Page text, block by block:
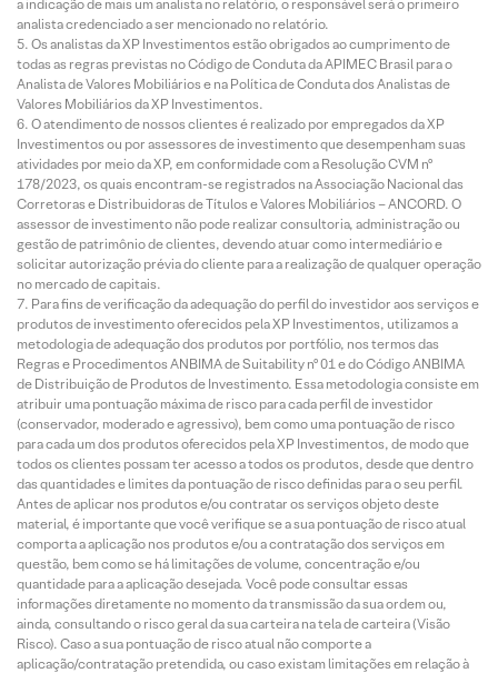
a indicação de mais um analista no relatório, o responsável será o primeiro
analista credenciado a ser mencionado no relatório.
Os analistas da XP Investimentos estão obrigados ao cumprimento de
todas as regras previstas no Código de Conduta da APIMEC Brasil para o
Analista de Valores Mobiliários e na Política de Conduta dos Analistas de
Valores Mobiliários da XP Investimentos.
O atendimento de nossos clientes é realizado por empregados da XP
Investimentos ou por assessores de investimento que desempenham suas
atividades por meio da XP, em conformidade com a Resolução CVM nº
178/2023, os quais encontram-se registrados na Associação Nacional das
Corretoras e Distribuidoras de Títulos e Valores Mobiliários – ANCORD. O
assessor de investimento não pode realizar consultoria, administração ou
gestão de patrimônio de clientes, devendo atuar como intermediário e
solicitar autorização prévia do cliente para a realização de qualquer operação
no mercado de capitais.
Para fins de verificação da adequação do perfil do investidor aos serviços e
produtos de investimento oferecidos pela XP Investimentos, utilizamos a
metodologia de adequação dos produtos por portfólio, nos termos das
Regras e Procedimentos ANBIMA de Suitability nº 01 e do Código ANBIMA
de Distribuição de Produtos de Investimento. Essa metodologia consiste em
atribuir uma pontuação máxima de risco para cada perfil de investidor
(conservador, moderado e agressivo), bem como uma pontuação de risco
para cada um dos produtos oferecidos pela XP Investimentos, de modo que
todos os clientes possam ter acesso a todos os produtos, desde que dentro
das quantidades e limites da pontuação de risco definidas para o seu perfil.
Antes de aplicar nos produtos e/ou contratar os serviços objeto deste
material, é importante que você verifique se a sua pontuação de risco atual
comporta a aplicação nos produtos e/ou a contratação dos serviços em
questão, bem como se há limitações de volume, concentração e/ou
quantidade para a aplicação desejada. Você pode consultar essas
informações diretamente no momento da transmissão da sua ordem ou,
ainda, consultando o risco geral da sua carteira na tela de carteira (Visão
Risco). Caso a sua pontuação de risco atual não comporte a
aplicação/contratação pretendida, ou caso existam limitações em relação à